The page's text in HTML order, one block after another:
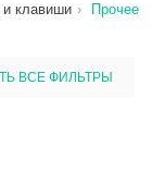
и клавиши Прочее
ВСЕ ФИЛЬТРЫ